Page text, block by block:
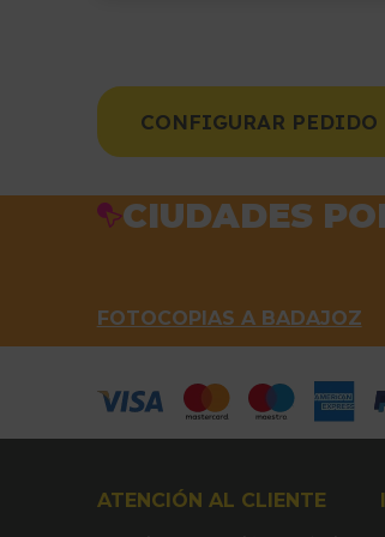
CONFIGURAR PEDIDO
CIUDADES
FOTOCOPIAS A BADAJOZ
ATENCIÓN AL CLIENTE